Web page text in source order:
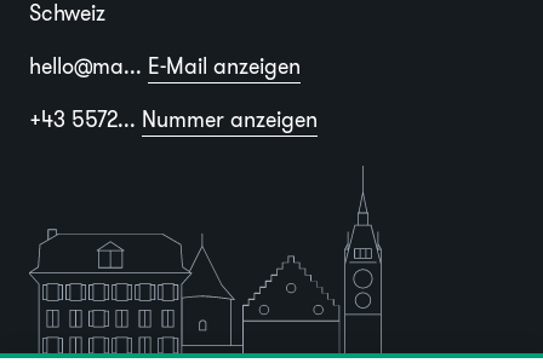
Schweiz
hello@ma... E-Mail anzeigen
+43 5572... Nummer anzeigen